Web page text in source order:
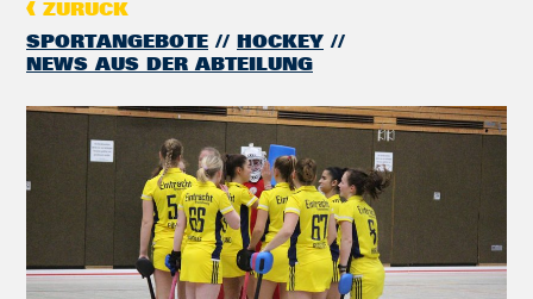
SPORTANGEBOTE
HOCKEY
NEWS AUS DER ABTEILUNG
ZURÜCK